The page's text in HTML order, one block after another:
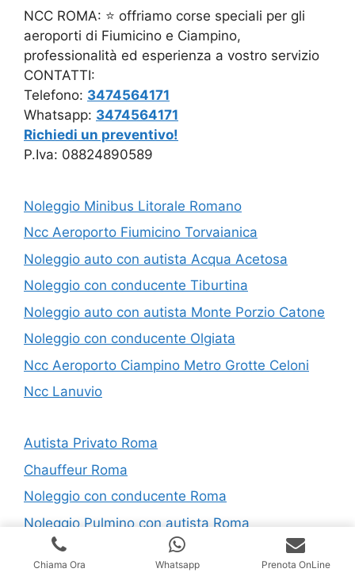
NCC ROMA: ⭐ offriamo corse speciali per gli
aeroporti di Fiumicino e Ciampino,
professionalità ed esperienza a vostro servizio
CONTATTI:
Telefono: 3474564171
Whatsapp: 3474564171
Richiedi un preventivo!
P.Iva: 08824890589
Noleggio Minibus Litorale Romano
Ncc Aeroporto Fiumicino Torvaianica
Noleggio auto con autista Acqua Acetosa
Noleggio con conducente Tiburtina
Noleggio auto con autista Monte Porzio Catone
Noleggio con conducente Olgiata
Ncc Aeroporto Ciampino Metro Grotte Celoni
Ncc Lanuvio
Autista Privato Roma
Chauffeur Roma
Noleggio con conducente Roma
Noleggio Pulmino con autista Roma
Autonoleggio con conducente Roma
Chiama Ora Whatsapp Prenota OnLine